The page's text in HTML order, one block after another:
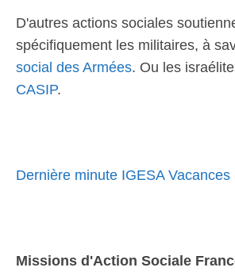
D'autres actions sociales
spécifiquement les militaires, à
social des Armées. Ou les
CASIP.
Dernière minute IGESA Vacances
Missions d'Action Sociale